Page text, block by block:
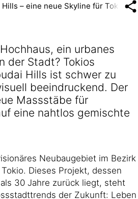
– eine neue Skyline für Tokio
ein urbanes
der Stadt? Tokios
Hills ist schwer zu
beeindruckend. Der
Massstäbe für
eine nahtlos gemischte
Neubaugebiet im Bezirk
Dieses Projekt, dessen
30 Jahre zurück liegt, steht
der Zukunft: Leben